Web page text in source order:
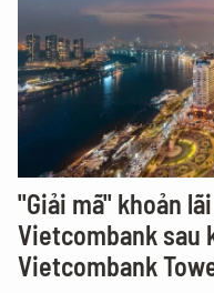
"Giải mã" khoản
Vietcombank sau
Vietcombank